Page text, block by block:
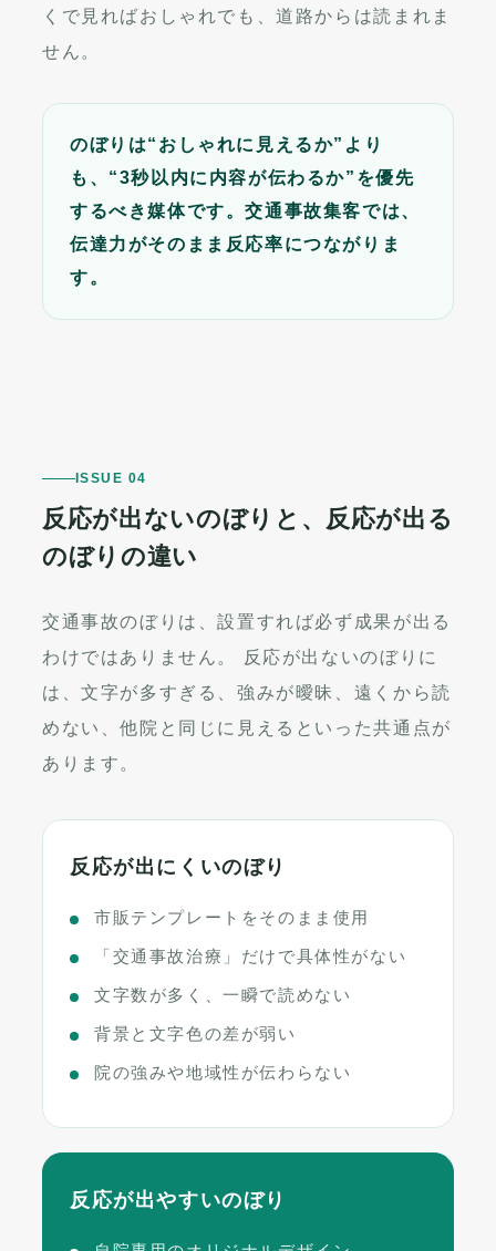
くで見ればおしゃれでも、道路からは読まれま
せん。
のぼりは“おしゃれに見えるか”より
も、“3秒以内に内容が伝わるか”を優先
するべき媒体です。交通事故集客では、
伝達力がそのまま反応率につながりま
す。
ISSUE 04
反応が出ないのぼりと、反応が出る
のぼりの違い
交通事故のぼりは、設置すれば必ず成果が出る
わけではありません。 反応が出ないのぼりに
は、文字が多すぎる、強みが曖昧、遠くから読
めない、他院と同じに見えるといった共通点が
あります。
反応が出にくいのぼり
市販テンプレートをそのまま使用
「交通事故治療」だけで具体性がない
文字数が多く、一瞬で読めない
背景と文字色の差が弱い
院の強みや地域性が伝わらない
反応が出やすいのぼり